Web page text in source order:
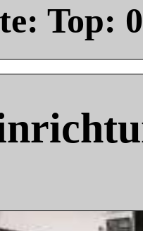
Top: 0